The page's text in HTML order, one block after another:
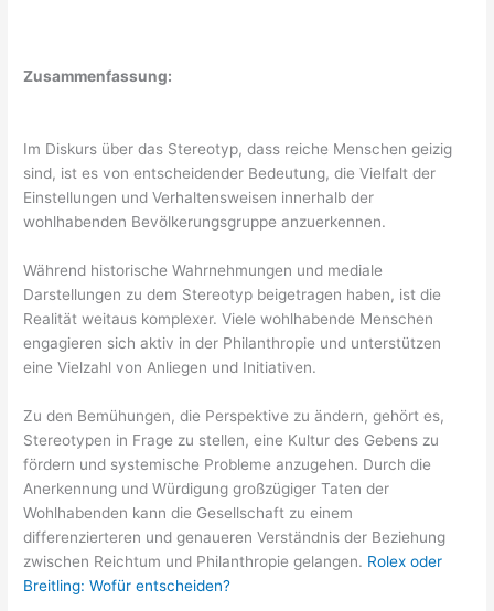
Zusammenfassung:
Im Diskurs über das Stereotyp, dass reiche Menschen geizig
sind, ist es von entscheidender Bedeutung, die Vielfalt der
Einstellungen und Verhaltensweisen innerhalb der
wohlhabenden Bevölkerungsgruppe anzuerkennen.
Während historische Wahrnehmungen und mediale
Darstellungen zu dem Stereotyp beigetragen haben, ist die
Realität weitaus komplexer. Viele wohlhabende Menschen
engagieren sich aktiv in der Philanthropie und unterstützen
eine Vielzahl von Anliegen und Initiativen.
Zu den Bemühungen, die Perspektive zu ändern, gehört es,
Stereotypen in Frage zu stellen, eine Kultur des Gebens zu
fördern und systemische Probleme anzugehen. Durch die
Anerkennung und Würdigung großzügiger Taten der
Wohlhabenden kann die Gesellschaft zu einem
differenzierteren und genaueren Verständnis der Beziehung
zwischen Reichtum und Philanthropie gelangen. Rolex oder
Breitling: Wofür entscheiden?